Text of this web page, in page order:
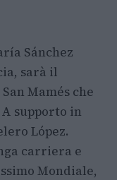
Sánchez
sarà il
Mamés che
supporto in
López.
carriera e
Mondiale,